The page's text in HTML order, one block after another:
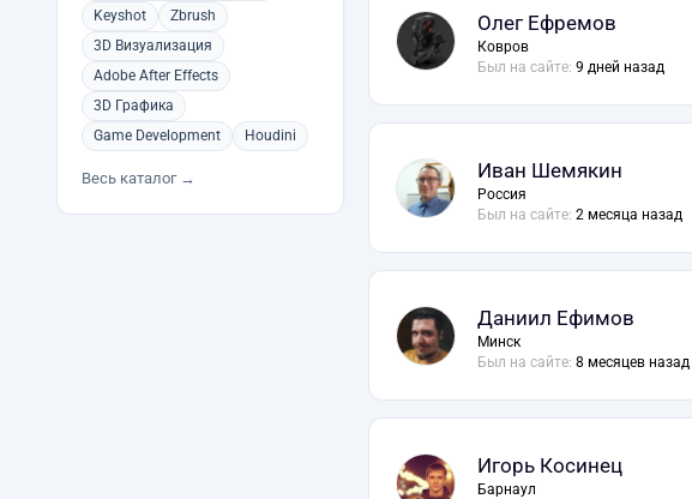
Keyshot
Zbrush
3D Визуализация
Adobe After Effects
3D Графика
Game Development
Houdini
Весь каталог →
Олег Ефремов
Ковров
Был на сайте: 9 дней назад
Иван Шемякин
Россия
Был на сайте: 2 месяца назад
Даниил Ефимов
Минск
Был на сайте: 8 месяцев назад
Игорь Косинец
Барнаул